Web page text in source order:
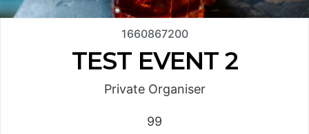
1660867200
TEST EVENT 2
Private Organiser
99